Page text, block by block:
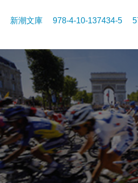
新潮文庫 978-4-10-137434-5